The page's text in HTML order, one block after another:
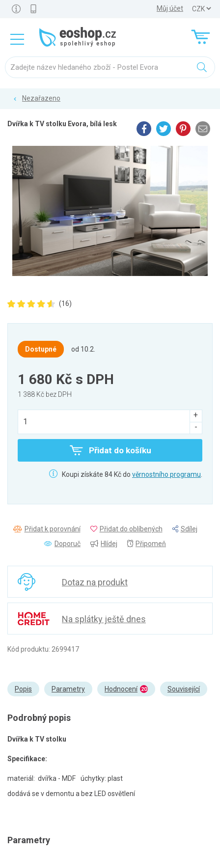
Můj účet
Nezařazeno
Dvířka k TV stolku Evora, bílá lesk
(16)
Dostupné od 10.2.
1 680 Kč s DPH
1 388 Kč bez DPH
Přidat do košíku
Koupi získáte 84 Kč do věrnostního programu
Přidat k porovnání Přidat do oblíbených
Sdílej
Doporuč
Hlídej Připomeň
Dotaz na produkt
Na splátky ještě dnes
Kód produktu: 2699417
Popis Parametry Hodnocení 20 Související
Podrobný popis
Dvířka k TV stolku
Specifikace:
materiál: dvířka - MDF
úchytky: plast
dodává se v demontu a bez LED osvětlení
Parametry